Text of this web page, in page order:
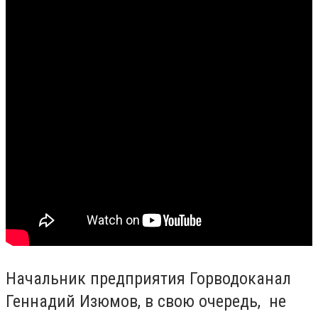
Начальник предприятия Горводоканал
Геннадий Изюмов, в свою очередь, не